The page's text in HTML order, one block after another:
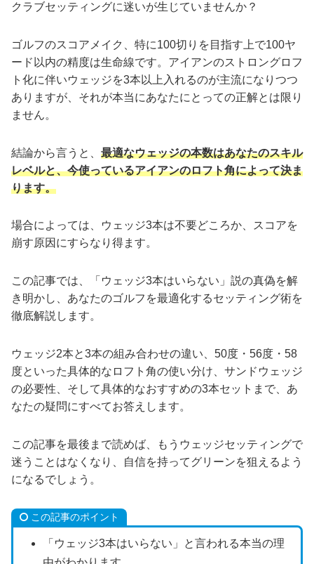
クラブセッティングに迷いが生じていませんか？
ゴルフのスコアメイク、特に100切りを目指す上で100ヤ
ード以内の精度は生命線です。アイアンのストロングロフ
ト化に伴いウェッジを3本以上入れるのが主流になりつつ
ありますが、それが本当にあなたにとっての正解とは限り
ません。
結論から言うと、 最適なウェッジの本数はあなたのスキル
レベルと、今使っているアイアンのロフト角によって決ま
ります。
場合によっては、ウェッジ3本は不要どころか、スコアを
崩す原因にすらなり得ます。
この記事では、「ウェッジ3本はいらない」説の真偽を解
き明かし、あなたのゴルフを最適化するセッティング術を
徹底解説します。
ウェッジ2本と3本の組み合わせの違い、50度・56度・58
度といった具体的なロフト角の使い分け、サンドウェッジ
の必要性、そして具体的なおすすめの3本セットまで、あ
なたの疑問にすべてお答えします。
この記事を最後まで読めば、もうウェッジセッティングで
迷うことはなくなり、自信を持ってグリーンを狙えるよう
になるでしょう。
この記事のポイント
「ウェッジ3本はいらない」と言われる本当の理